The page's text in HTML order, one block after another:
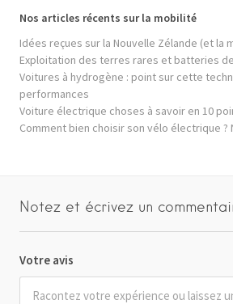
Nos articles récents sur la mobilité
Idées reçues sur la Nouvelle Zélande (et la
Exploitation des terres rares et batteries
Voitures à hydrogène : point sur cette
performances
Voiture électrique choses à savoir en 10
Comment bien choisir son vélo électrique ?
Notez et écrivez un
Votre avis